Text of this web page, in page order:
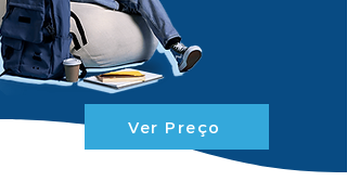
Ver Preço